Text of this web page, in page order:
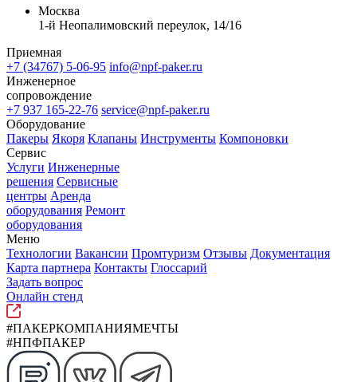
Москва
1-й Неопалимовский переулок, 14/16
Приемная
+7 (34767) 5-06-95 info@npf-paker.ru
Инженерное
сопровождение
+7 937 165-22-76 service@npf-paker.ru
Оборудование
Пакеры Якоря Клапаны Инструменты Компоновки
Сервис
Услуги Инженерные
решения Сервисные
центры Аренда
оборудования Ремонт
оборудования
Меню
Технологии Вакансии Промтуризм Отзывы Документация
Карта партнера Контакты Глоссарий
Задать вопрос
Онлайн стенд
#ПАКЕРКОМПАНИЯМЕЧТЫ
#НПФПАКЕР